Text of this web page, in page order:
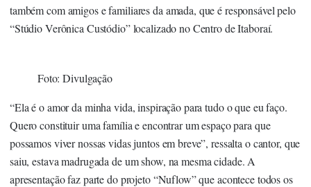
também com amigos e familiares da amada, que é responsável pelo
“Stúdio Verônica Custódio” localizado no Centro de Itaboraí.
Foto: Divulgação
“Ela é o amor da minha vida, inspiração para tudo o que eu faço.
Quero constituir uma família e encontrar um espaço para que
possamos viver nossas vidas juntos em breve”, ressalta o cantor, que
saiu, estava madrugada de um show, na mesma cidade. A
apresentação faz parte do projeto “Nuflow” que acontece todos os